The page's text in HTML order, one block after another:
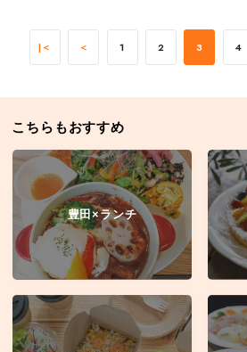
|＜ ＜ 1 2 3 4
こちらもおすすめ
豊田×ランチ